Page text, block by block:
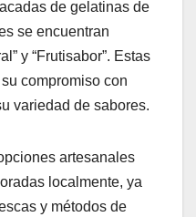
de gelatinas de
se encuentran
y “Frutisabor”. Estas
compromiso con
variedad de sabores.
artesanales
localmente, ya
y métodos de